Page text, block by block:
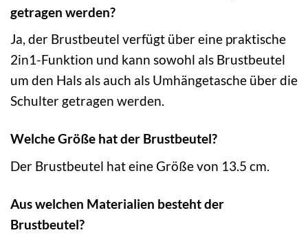
getragen werden?
Ja, der Brustbeutel verfügt über eine praktische
2in1-Funktion und kann sowohl als Brustbeutel
um den Hals als auch als Umhängetasche über die
Schulter getragen werden.
Welche Größe hat der Brustbeutel?
Der Brustbeutel hat eine Größe von 13.5 cm.
Aus welchen Materialien besteht der
Brustbeutel?